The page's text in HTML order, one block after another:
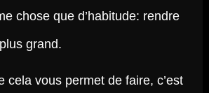
chose que d’habitude: rendre
grand.
cela vous permet de faire, c’est